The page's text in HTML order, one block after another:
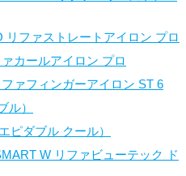
リファストレートアイロン プロ
カールアイロン プロ
ァフィンガーアイロン ST 6
ル）
ピダブル クール）
W リファビューテック ド